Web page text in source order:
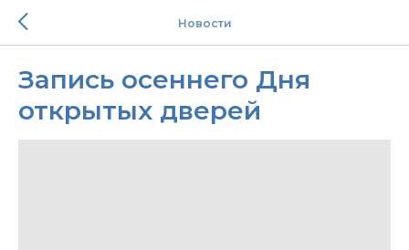
Новости
Запись осеннего Дня
открытых дверей